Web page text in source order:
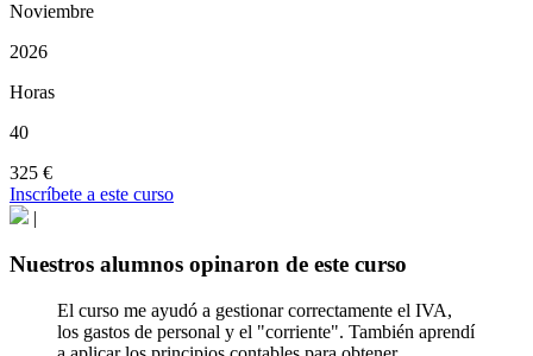
Noviembre
2026
Horas
40
325 €
Inscríbete a este curso
|
Nuestros alumnos opinaron de este curso
El curso me ayudó a gestionar correctamente el IVA,
los gastos de personal y el "corriente". También aprendí